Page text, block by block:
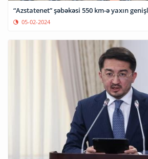
“Azstatenet” şəbəkəsi 550 km-ə yaxın
05-02-2024